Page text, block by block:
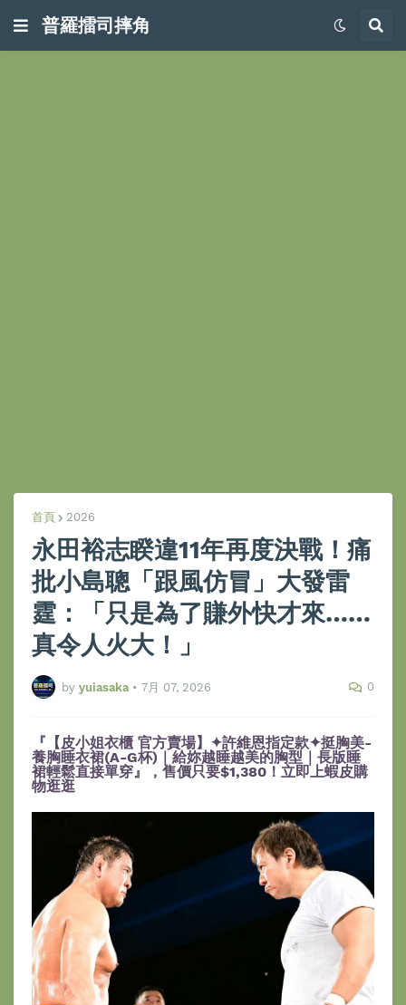
普羅擂司摔角
首頁 2026
永田裕志睽違11年再度決戰！痛
批小島聰「跟風仿冒」大發雷
霆：「只是為了賺外快才來……
真令人火大！」
by yuiasaka • 7月 07, 2026 0
『【皮小姐衣櫃 官方賣場】✦許維恩指定款✦挺胸美-
養胸睡衣裙(A-G杯)｜給妳越睡越美的胸型｜長版睡
裙輕鬆直接單穿』，售價只要$1,380！立即上蝦皮購
物逛逛